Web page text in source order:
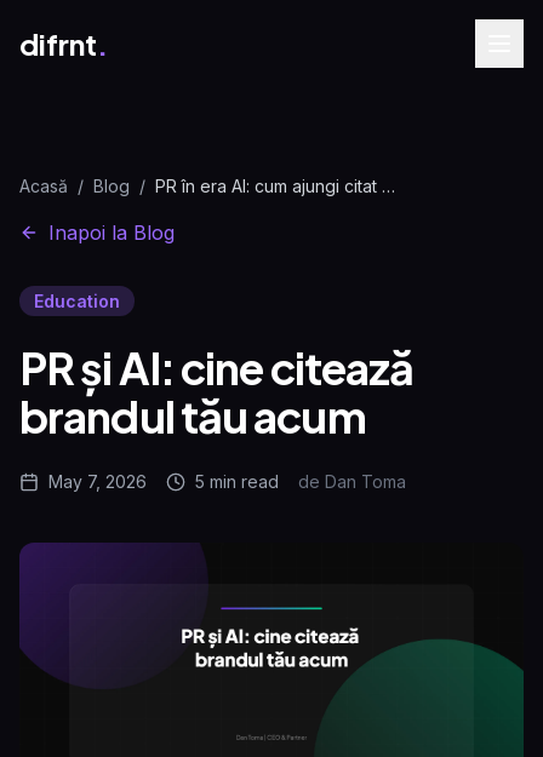
difrnt.
Acasă / Blog / PR în era AI: cum ajungi citat de ChatGPT și Perplexity
Inapoi la Blog
Education
PR și AI: cine citează
brandul tău acum
May 7, 2026 5 min read de Dan Toma